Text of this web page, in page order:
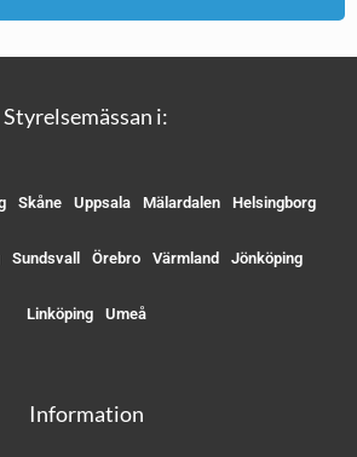
Styrelsemässan i:
Skåne Uppsala Mälardalen Helsingborg
Sundsvall Örebro Värmland Jönköping
Linköping Umeå
Information